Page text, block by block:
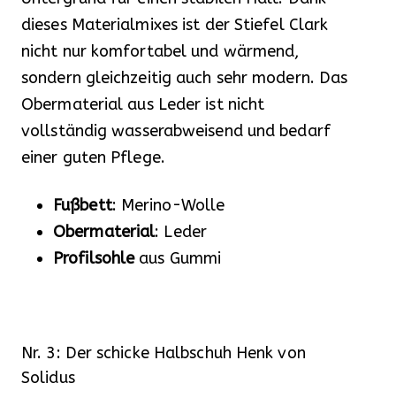
dieses Materialmixes ist der Stiefel Clark
nicht nur komfortabel und wärmend,
sondern gleichzeitig auch sehr modern. Das
Obermaterial aus Leder ist nicht
vollständig wasserabweisend und bedarf
einer guten Pflege.
Fußbett: Merino-Wolle
Obermaterial: Leder
Profilsohleaus Gummi
Nr. 3: Der schicke Halbschuh Henk von
Solidus